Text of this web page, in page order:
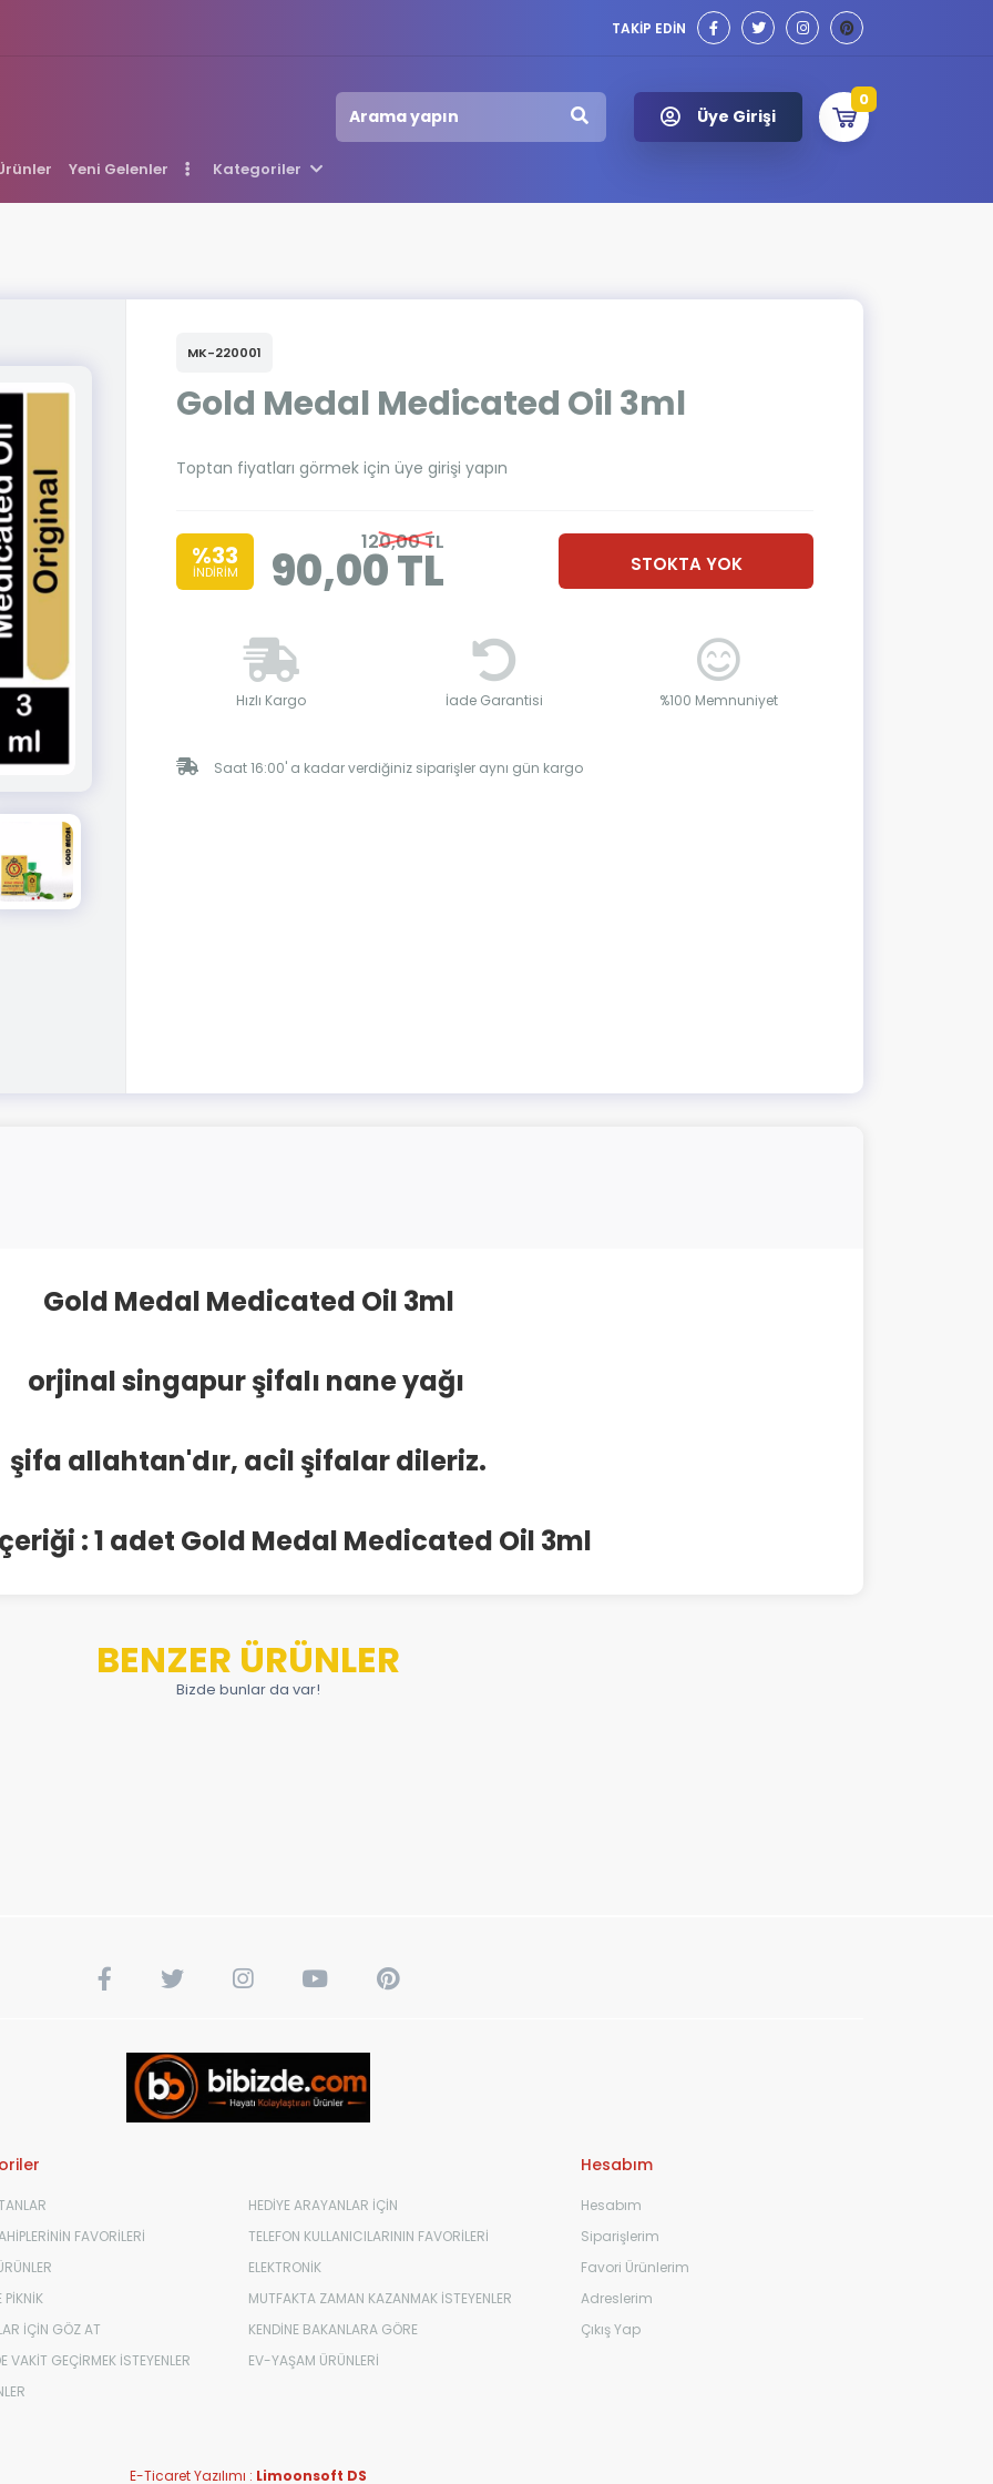
TAKİP EDİN
0
Üye Girişi
Yeni Gelenler Kategoriler
MK-220001
Gold Medal Medicated Oil 3ml
Toptan fiyatları görmek için üye girişi yapın
%33
İNDİRİM
120,00 TL
90,00 TL STOKTA YOK
Hızlı Kargo İade Garantisi %100 Memnuniyet
Saat 16:00' a kadar verdiğiniz siparişler aynı gün kargo
Gold Medal Medicated Oil 3ml
orjinal singapur şifalı nane yağı
şifa allahtan'dır, acil şifalar dileriz.
: 1 adet Gold Medal Medicated Oil 3ml
BENZER ÜRÜNLER
Bizde bunlar da var!
HEDİYE ARAYANLAR İÇİN
FAVORİLERİ
TELEFON KULLANICILARININ FAVORİLERİ
ELEKTRONİK
PİKNİK
MUTFAKTA ZAMAN KAZANMAK İSTEYENLER
İÇİN GÖZ AT
KENDİNE BAKANLARA GÖRE
VAKİT GEÇİRMEK İSTEYENLER
EV-YAŞAM ÜRÜNLERİ
Hesabım
Hesabım
Siparişlerim
Favori Ürünlerim
Adreslerim
Çıkış Yap
E-Ticaret Yazılımı : Limoonsoft DS